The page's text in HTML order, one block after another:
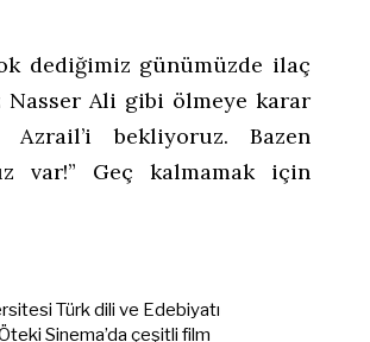
BENZER YAZILAR